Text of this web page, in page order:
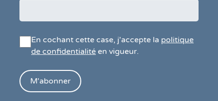
En cochant cette case, j'accepte la politique
de confidentialité en vigueur.